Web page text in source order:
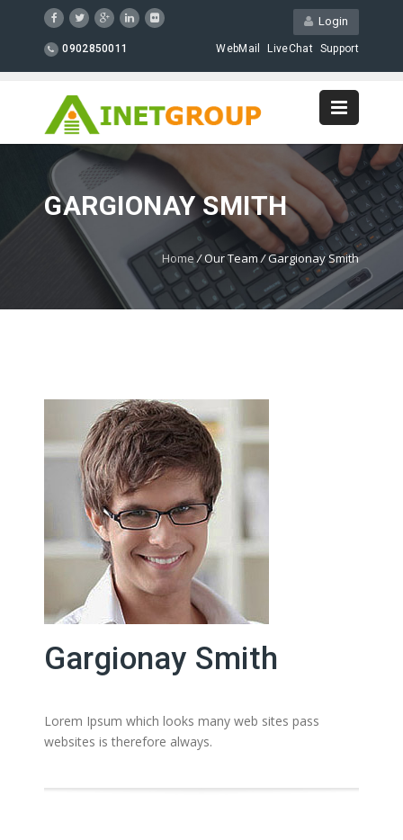
Login
0902850011 WebMail LiveChat Support
GARGIONAY SMITH
Home/Our Team/Gargionay Smith
Gargionay Smith
Lorem Ipsum which looks many web sites pass
websites is therefore always.